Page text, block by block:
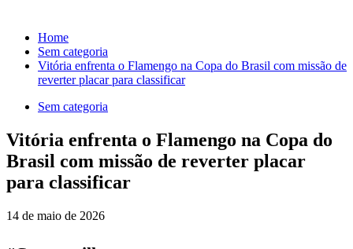
Home
Sem categoria
Vitória enfrenta o Flamengo na Copa do Brasil com missão de
reverter placar para classificar
Sem categoria
Vitória enfrenta o Flamengo na Copa do
Brasil com missão de reverter placar
para classificar
14 de maio de 2026